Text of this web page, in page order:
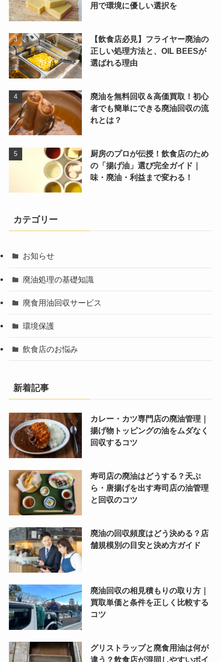
用で環境に優しい選択を
【飲食店必見】フライヤー廃油の
正しい処理方法と、OIL BEESが
選ばれる理由
廃油を無料回収＆高価買取！初心
者でも簡単にできる廃油回収の流
れとは？
厨房のプロが伝授！飲食店のため
の「揚げ油」選び完全ガイド｜
味・廃油・利益まで変わる！
カテゴリー
お知らせ
廃油処理の基礎知識
廃食用油回収サービス
環境保護
飲食店のお悩み
新着記事
カレー・カツ専門店の廃油管理｜
揚げ物トッピングの油をムダなく
回収するコツ
寿司店の廃油はどうする？天ぷ
ら・唐揚げを出す寿司店の油管理
と回収のコツ
廃油の回収頻度はどう決める？店
舗規模別の目安と決め方ガイド
廃油回収の相見積もりの取り方｜
買取単価と条件を正しく比較する
コツ
グリストラップと廃食用油は何が
違う？飲食店が混同しやすいポイ